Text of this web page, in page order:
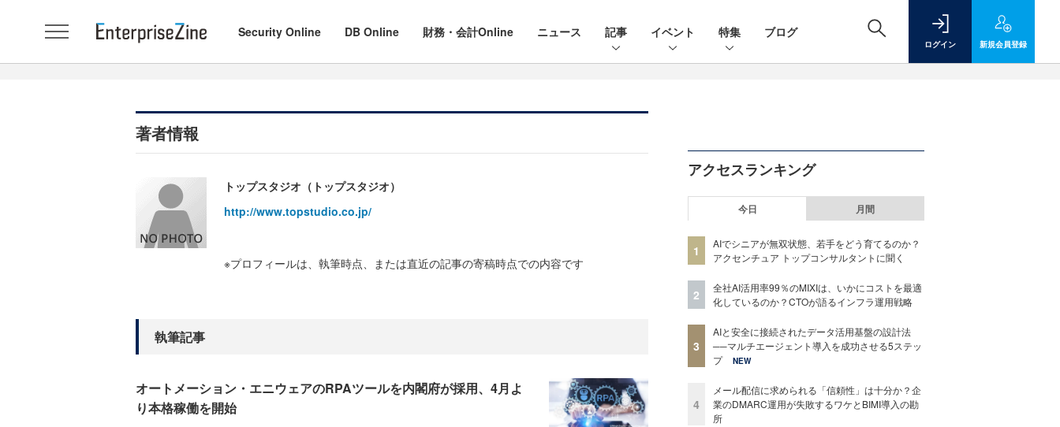
Security Online DB Online 財務・会計Online ニュース 記事 イベント 特集 ブログ
ログイン 新規会員登録
著者情報
トップスタジオ（トップスタジオ）
http://www.topstudio.co.jp/
※プロフィールは、執筆時点、または直近の記事の寄稿時点での内容です
執筆記事
オートメーション・エニウェアのRPAツールを内閣府が採用、4月よ
り本格稼働を開始
アクセスランキング
今日 月間
1
AIでシニアが無双状態、若手をどう育てるのか？
アクセンチュア トップコンサルタントに聞く
2
全社AI活用率99％のMIXIは、いかにコストを最適
化しているのか？CTOが語るインフラ運用戦略
3
AIと安全に接続されたデータ活用基盤の設計法
──マルチエージェント導入を成功させる5ステッ
プ
NEW
4
メール配信に求められる「信頼性」は十分か？企
業のDMARC運用が失敗するワケとBIMI導入の勘
所